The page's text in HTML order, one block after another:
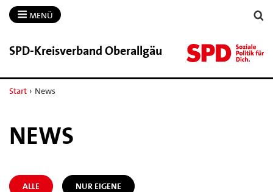
MENÜ
SPD-​Kreisverband Oberallgäu
Start › News
NEWS
ALLE NUR EIGENE